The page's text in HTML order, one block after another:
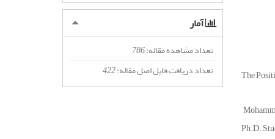
The
Ph.D.
آمار
تعداد مشاهده مقاله:786
تعداد دریافت فایل اصل مقاله:422